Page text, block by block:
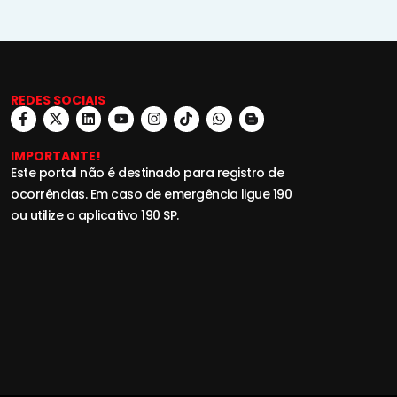
REDES SOCIAIS
IMPORTANTE!
Este portal não é destinado para registro de
ocorrências. Em caso de emergência ligue 190
ou utilize o aplicativo 190 SP.